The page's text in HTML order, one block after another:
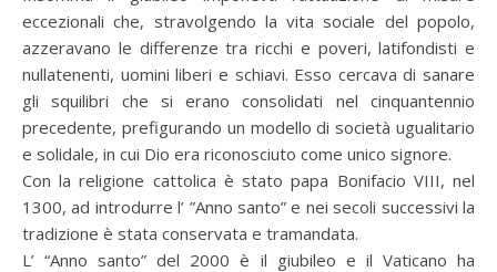
eccezionali che, stravolgendo la vita sociale del popolo,
azzeravano le differenze tra ricchi e poveri, latifondisti e
nullatenenti, uomini liberi e schiavi. Esso cercava di sanare
gli squilibri che si erano consolidati nel cinquantennio
precedente, prefigurando un modello di società ugualitario
e solidale, in cui Dio era riconosciuto come unico signore.
Con la religione cattolica è stato papa Bonifacio VIII, nel
1300, ad introdurre l’ ”Anno santo” e nei secoli successivi la
tradizione è stata conservata e tramandata.
L’ “Anno santo” del 2000 è il giubileo e il Vaticano ha